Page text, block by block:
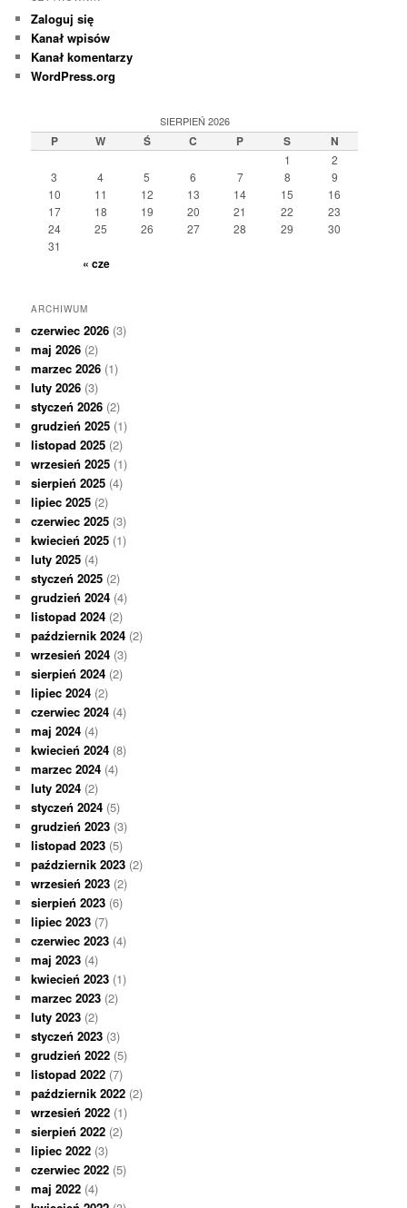
Zaloguj się
Kanał wpisów
Kanał komentarzy
WordPress.org
SIERPIEŃ 2026
P W Ś C P S N
1
2
3
4 5 6 7 8
9
10
11 12 13 14 15
16
17
18 19 20 21 22
23
24
25 26 27 28 29
30
31
« cze
ARCHIWUM
czerwiec 2026 (3)
maj 2026 (2)
marzec 2026 (1)
luty 2026 (3)
styczeń 2026 (2)
grudzień 2025 (1)
listopad 2025 (2)
wrzesień 2025 (1)
sierpień 2025 (4)
lipiec 2025 (2)
czerwiec 2025 (3)
kwiecień 2025 (1)
luty 2025 (4)
styczeń 2025 (2)
grudzień 2024 (4)
listopad 2024 (2)
październik 2024 (2)
wrzesień 2024 (3)
sierpień 2024 (2)
lipiec 2024 (2)
czerwiec 2024 (4)
maj 2024 (4)
kwiecień 2024 (8)
marzec 2024 (4)
luty 2024 (2)
styczeń 2024 (5)
grudzień 2023 (3)
listopad 2023 (5)
październik 2023 (2)
wrzesień 2023 (2)
sierpień 2023 (6)
lipiec 2023 (7)
czerwiec 2023 (4)
maj 2023 (4)
kwiecień 2023 (1)
marzec 2023 (2)
luty 2023 (2)
styczeń 2023 (3)
grudzień 2022 (5)
listopad 2022 (7)
październik 2022 (2)
wrzesień 2022 (1)
sierpień 2022 (2)
lipiec 2022 (3)
czerwiec 2022 (5)
maj 2022 (4)